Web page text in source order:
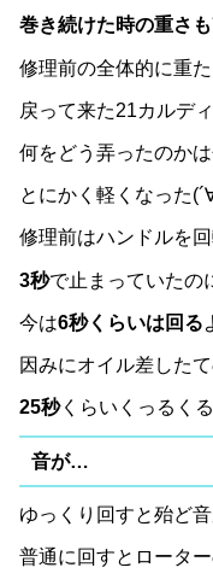
巻き続けた時の重さ
修理前の全体的に重
戻って来た21カルデ
何をどう弄ったのか
とにかく軽くなった
修理前はハンドルを
3秒で止まっていたの
今は6秒くらいは回る
因みにオイル差した
25秒くらいくっるく
音が…
ゆっくり回すと殆ど
普通に回すとロータ